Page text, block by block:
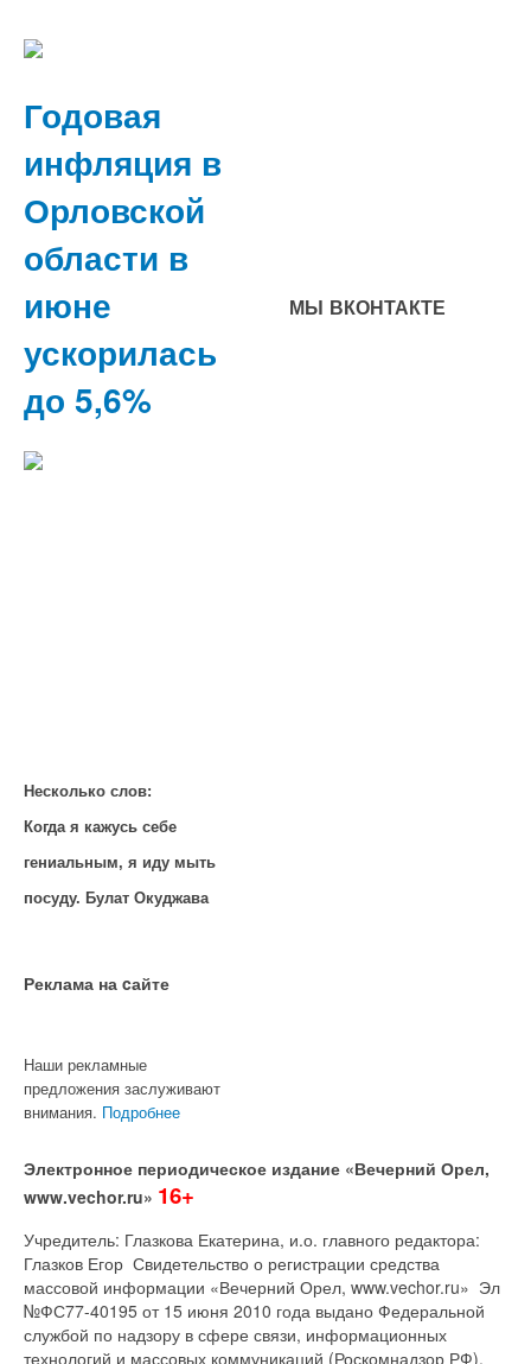
Годовая
инфляция в
Орловской
области в
июне
ускорилась
до 5,6%
Несколько слов:
Когда я кажусь себе
гениальным, я иду мыть
посуду. Булат Окуджава
Реклама на cайте
Наши рекламные
предложения заслуживают
внимания. Подробнее
МЫ ВКОНТАКТЕ
Электронное периодическое издание «Вечерний Орел,
www.vechor.ru» 16+
Учредитель: Глазкова Екатерина, и.о. главного редактора:
Глазков Егор Свидетельство о регистрации средства
массовой информации «Вечерний Орел, www.vechor.ru» Эл
№ФС77-40195 от 15 июня 2010 года выдано Федеральной
службой по надзору в сфере связи, информационных
технологий и массовых коммуникаций (Роскомнадзор РФ).